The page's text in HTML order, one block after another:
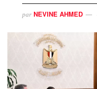
par NEVINE AHMED